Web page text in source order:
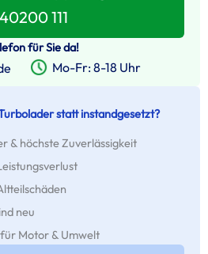
111
für Sie da!
Mo-Fr: 8-18 Uhr
statt instandgesetzt?
& höchste Zuverlässigkeit
neu
Motor & Umwelt